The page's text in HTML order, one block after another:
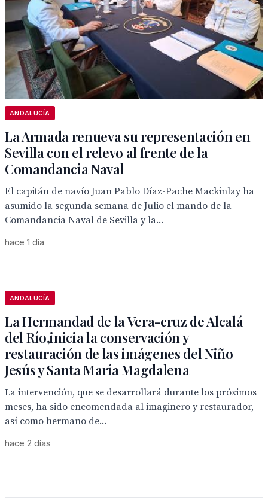
ANDALUCÍA
La Armada renueva su representación en
Sevilla con el relevo al frente de la
Comandancia Naval
El capitán de navío Juan Pablo Díaz-Pache Mackinlay ha
asumido la segunda semana de Julio el mando de la
Comandancia Naval de Sevilla y la...
hace 1 día
ANDALUCÍA
La Hermandad de la Vera-cruz de Alcalá
del Río,inicia la conservación y
restauración de las imágenes del Niño
Jesús y Santa María Magdalena
La intervención, que se desarrollará durante los próximos
meses, ha sido encomendada al imaginero y restaurador,
así como hermano de...
hace 2 días